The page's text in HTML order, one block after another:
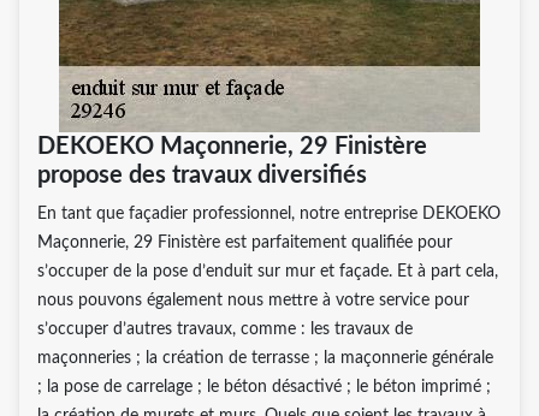
DEKOEKO Maçonnerie, 29 Finistère
propose des travaux diversifiés
En tant que façadier professionnel, notre entreprise DEKOEKO
Maçonnerie, 29 Finistère est parfaitement qualifiée pour
s’occuper de la pose d’enduit sur mur et façade. Et à part cela,
nous pouvons également nous mettre à votre service pour
s’occuper d’autres travaux, comme : les travaux de
maçonneries ; la création de terrasse ; la maçonnerie générale
; la pose de carrelage ; le béton désactivé ; le béton imprimé ;